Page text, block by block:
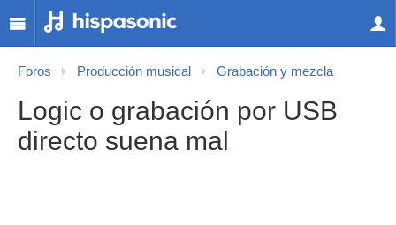
Foros Producción musical Grabación y mezcla
Logic o grabación por USB
directo suena mal